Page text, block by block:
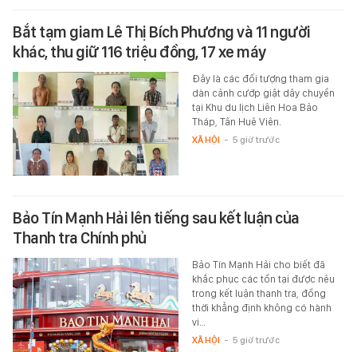
Bắt tạm giam Lê Thị Bích Phương và 11 người
khác, thu giữ 116 triệu đồng, 17 xe máy
Đây là các đối tượng tham gia
dàn cảnh cướp giật dây chuyền
tại Khu du lịch Liên Hoa Bảo
Tháp, Tân Huê Viên.
XÃ HỘI - 5 giờ trước
Bảo Tín Mạnh Hải lên tiếng sau kết luận của
Thanh tra Chính phủ
Bảo Tín Mạnh Hải cho biết đã
khắc phục các tồn tại được nêu
trong kết luận thanh tra, đồng
thời khẳng định không có hành
vi…
XÃ HỘI - 5 giờ trước